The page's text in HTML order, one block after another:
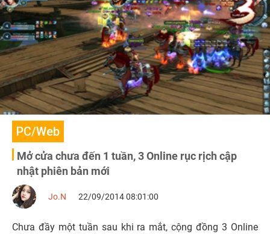
PC/Web
Mở cửa chưa đến 1 tuần, 3 Online rục rịch cập
nhật phiên bản mới
Jo.N 22/09/2014 08:01:00
Chưa đầy một tuần sau khi ra mắt, cộng đồng 3 Online